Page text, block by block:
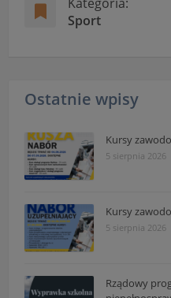
Sport
Ostatnie wpisy
Kursy
5 sierpnia 2026
Kursy
5 sierpnia 2026
Rządowy